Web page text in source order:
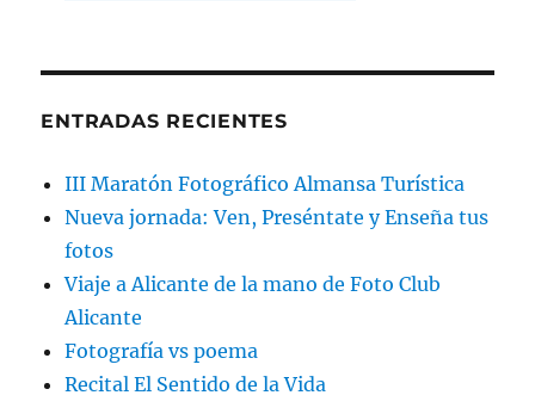
ENTRADAS RECIENTES
III Maratón Fotográfico Almansa Turística
Nueva jornada: Ven, Preséntate y Enseña tus
fotos
Viaje a Alicante de la mano de Foto Club
Alicante
Fotografía vs poema
Recital El Sentido de la Vida